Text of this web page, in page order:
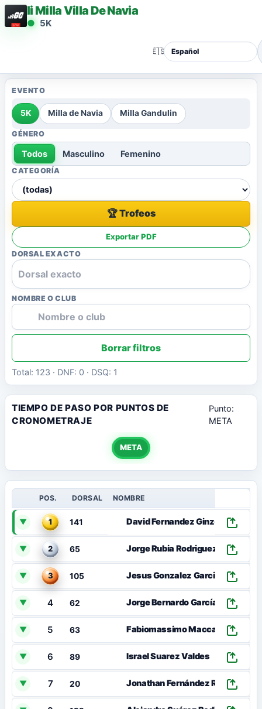
Ii Milla Villa De Navia
5K
🇪🇸
EVENTO
5K Milla de Navia Milla Gandulin
GÉNERO
Todos Masculino Femenino
CATEGORÍA
🏆 Trofeos
Exportar PDF
DORSAL EXACTO
NOMBRE O CLUB
Borrar filtros
Total: 123 · DNF: 0 · DSQ: 1
TIEMPO DE PASO POR PUNTOS DE
CRONOMETRAJE
Punto:
META
META
POS. DORSAL NOMBRE
▼ 1 141 David Fernandez Ginzo
▼ 2 65 Jorge Rubia Rodriguez
▼ 3 105 Jesus Gonzalez Garcia
▼ 4 62 Jorge Bernardo García
▼ 5 63 Fabiomassimo Maccagnan
▼ 6 89 Israel Suarez Valdes
▼ 7 20 Jonathan Fernández Rios